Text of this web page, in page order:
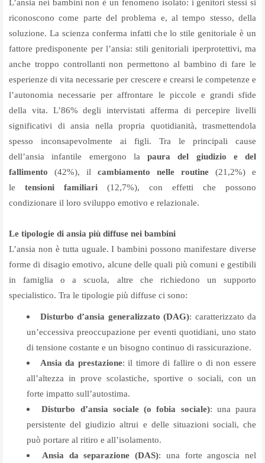
L’ansia nei bambini non è un fenomeno isolato: i genitori stessi si
riconoscono come parte del problema e, al tempo stesso, della
soluzione. La scienza conferma infatti che lo stile genitoriale è un
fattore predisponente per l’ansia: stili genitoriali iperprotettivi, ma
anche troppo controllanti non permettono al bambino di fare le
esperienze di vita necessarie per crescere e crearsi le competenze e
l’autonomia necessarie per affrontare le piccole e grandi sfide
della vita. L’86% degli intervistati afferma di percepire livelli
significativi di ansia nella propria quotidianità, trasmettendola
spesso inconsapevolmente ai figli. Tra le principali cause
dell’ansia infantile emergono la paura del giudizio e del
fallimento (42%), il cambiamento nelle routine (21,2%) e
le tensioni familiari (12,7%), con effetti che possono
condizionare il loro sviluppo emotivo e relazionale.
Le tipologie di ansia più diffuse nei bambini
L’ansia non è tutta uguale. I bambini possono manifestare diverse
forme di disagio emotivo, alcune delle quali più comuni e gestibili
in famiglia o a scuola, altre che richiedono un supporto
specialistico. Tra le tipologie più diffuse ci sono:
Disturbo d’ansia generalizzato (DAG): caratterizzato da
un’eccessiva preoccupazione per eventi quotidiani, uno stato
di tensione costante e un bisogno continuo di rassicurazione.
Ansia da prestazione: il timore di fallire o di non essere
all’altezza in prove scolastiche, sportive o sociali, con un
forte impatto sull’autostima.
Disturbo d’ansia sociale (o fobia sociale): una paura
persistente del giudizio altrui e delle situazioni sociali, che
può portare al ritiro e all’isolamento.
Ansia da separazione (DAS): una forte angoscia nel